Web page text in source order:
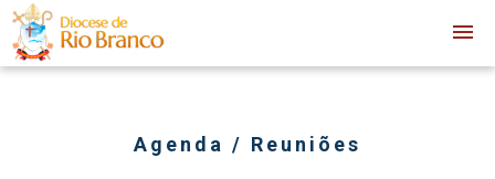
Agenda / Reuniões